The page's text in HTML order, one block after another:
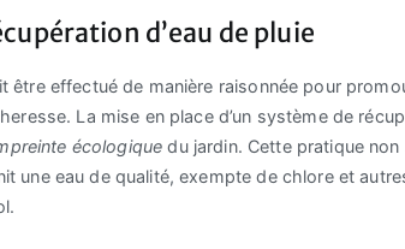
d’eau de pluie
être effectué de manière raisonnée pour
La mise en place d’un système de
écologiquedu jardin. Cette pratique
une eau de qualité, exempte de chlore et